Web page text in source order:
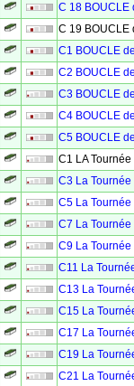
C 18 BOUCLE
C 19 BOUCLE
C1 BOUCLE
C2 BOUCLE
C3 BOUCLE
C4 BOUCLE
C5 BOUCLE
C1 LA
C3 La
C5 La
C7 La
C9 La
C11 La
C13 La
C15 La
C17 La
C19 La
C21 La